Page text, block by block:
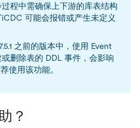
程中需确保上下游的库表结构
可能会报错或产生未定义
之前的版本中，使用 Event
删除表的 DDL 事件，会影响
使用该功能。
？